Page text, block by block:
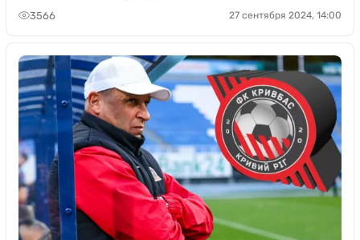
3566 27 сентября 2024, 14:00